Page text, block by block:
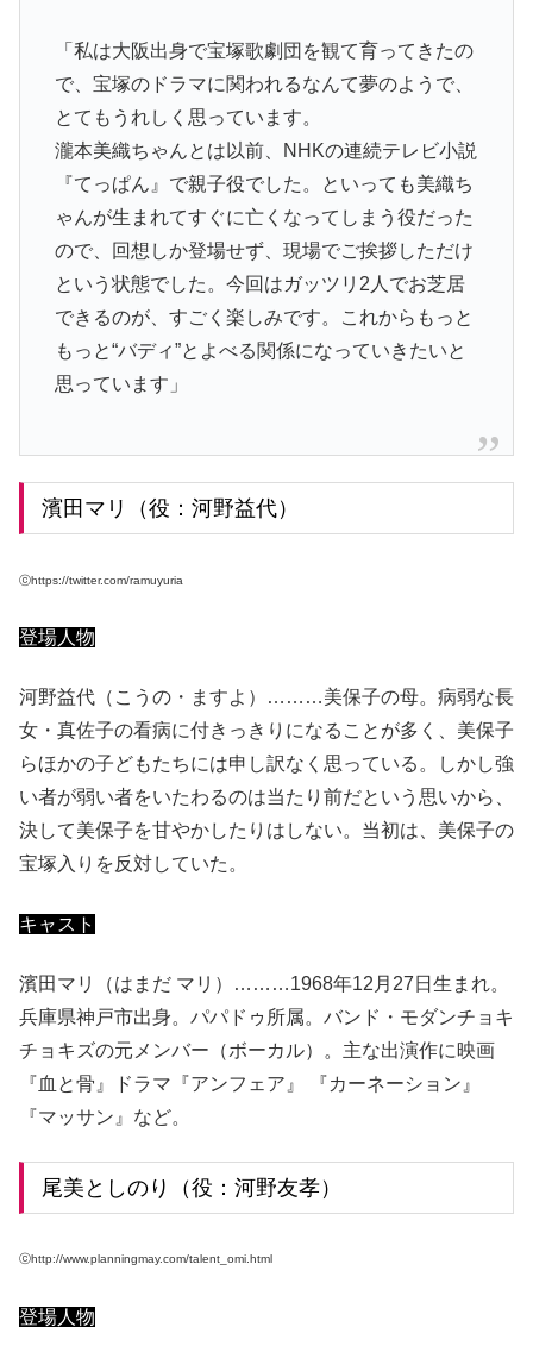
「私は大阪出身で宝塚歌劇団を観て育ってきたの
で、宝塚のドラマに関われるなんて夢のようで、
とてもうれしく思っています。
瀧本美織ちゃんとは以前、NHKの連続テレビ小説
『てっぱん』で親子役でした。といっても美織ち
ゃんが生まれてすぐに亡くなってしまう役だった
ので、回想しか登場せず、現場でご挨拶しただけ
という状態でした。今回はガッツリ2人でお芝居
できるのが、すごく楽しみです。これからもっと
もっと“バディ”とよべる関係になっていきたいと
思っています」
濱田マリ（役：河野益代）
ⓒhttps://twitter.com/ramuyuria
登場人物
河野益代（こうの・ますよ）………美保子の母。病弱な長
女・真佐子の看病に付きっきりになることが多く、美保子
らほかの子どもたちには申し訳なく思っている。しかし強
い者が弱い者をいたわるのは当たり前だという思いから、
決して美保子を甘やかしたりはしない。当初は、美保子の
宝塚入りを反対していた。
キャスト
濱田マリ（はまだ マリ）………1968年12月27日生まれ。
兵庫県神戸市出身。パパドゥ所属。バンド・モダンチョキ
チョキズの元メンバー（ボーカル）。主な出演作に映画
『血と骨』ドラマ『アンフェア』 『カーネーション』
『マッサン』など。
尾美としのり（役：河野友孝）
ⓒhttp://www.planningmay.com/talent_omi.html
登場人物